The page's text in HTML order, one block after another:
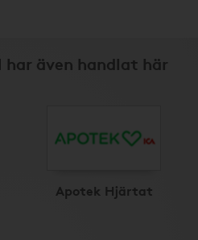
har även handlat här
Apotek Hjärtat